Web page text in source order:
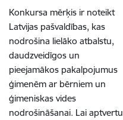
Konkursa mērķis ir noteikt
Latvijas pašvaldības, kas
nodrošina lielāko atbalstu,
daudzveidīgos un
pieejamākos pakalpojumus
ģimenēm ar bērniem un
ģimeniskas vides
nodrošināšanai. Lai aptvertu